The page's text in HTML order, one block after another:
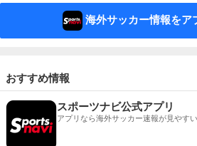
海外サッカー情報をア
おすすめ情報
スポーツナビ公式アプリ
アプリなら海外サッカー速報が見やすい